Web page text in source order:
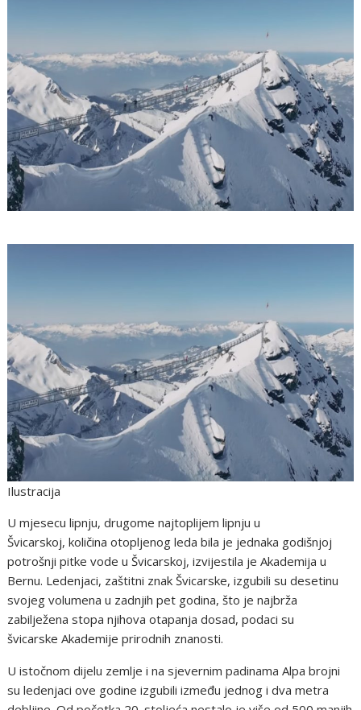
Ilustracija
U mjesecu lipnju, drugome najtoplijem lipnju u
Švicarskoj, količina otopljenog leda bila je jednaka godišnjoj
potrošnji pitke vode u Švicarskoj, izvijestila je Akademija u
Bernu. Ledenjaci, zaštitni znak Švicarske, izgubili su desetinu
svojeg volumena u zadnjih pet godina, što je najbrža
zabilježena stopa njihova otapanja dosad, podaci su
švicarske Akademije prirodnih znanosti.
U istočnom dijelu zemlje i na sjevernim padinama Alpa brojni
su ledenjaci ove godine izgubili između jednog i dva metra